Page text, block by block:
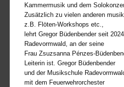
Kammermusik und dem
Zusätzlich zu vielen anderen
z.B. Flöten-Workshops etc.,
lehrt Gregor Büdenbender seit
Radevormwald, an der seine
Frau Zsuzsanna Pénzes-
Leiterin ist. Gregor Büdenbender
und der Musikschule
mit dem Feuerwehrorchester